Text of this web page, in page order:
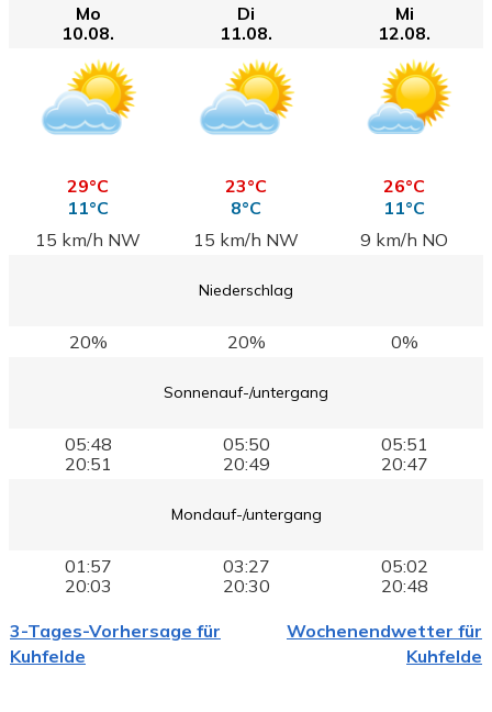
Mo
10.08.
Di
11.08.
Mi
12.08.
29°C
11°C
23°C
8°C
26°C
11°C
15 km/h NW
15 km/h NW 9 km/h NO
Niederschlag
20% 20% 0%
Sonnenauf-/untergang
05:48
20:51
05:50
20:49
05:51
20:47
Mondauf-/untergang
01:57
20:03
03:27
20:30
05:02
20:48
3-Tages-Vorhersage für
Kuhfelde
Wochenendwetter für
Kuhfelde